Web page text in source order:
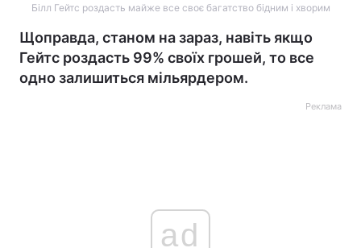
Білл Гейтс роздасть майже все своє багатство бідним і хворим
Щоправда, станом на зараз, навіть якщо
Гейтс роздасть 99% своїх грошей, то все
одно залишиться мільярдером.
Реклама
ad